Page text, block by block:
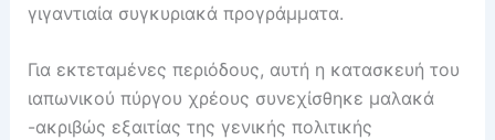
γιγαντιαία συγκυριακά προγράμματα.
Για εκτεταμένες περιόδους, αυτή η κατασκευή του
ιαπωνικού πύργου χρέους συνεχίσθηκε μαλακά
-ακριβώς εξαιτίας της γενικής πολιτικής